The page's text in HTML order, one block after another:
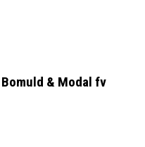
& Modal fv